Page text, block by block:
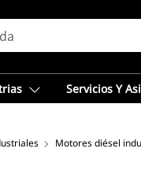
Servicios Y
Motores diésel